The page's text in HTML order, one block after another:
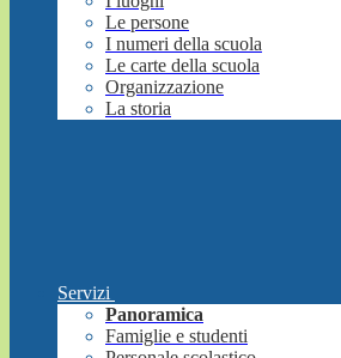
Le persone
I numeri della scuola
Le carte della scuola
Organizzazione
La storia
Servizi
Panoramica
Famiglie e studenti